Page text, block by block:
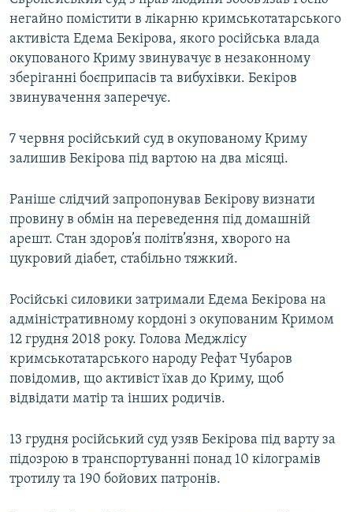
негайно помістити в лікарню кримськотатарського
активіста Едема Бекірова, якого російська влада
окупованого Криму звинувачує в незаконному
зберіганні боєприпасів та вибухівки. Бекіров
звинувачення заперечує.
7 червня російський суд в окупованому Криму
залишив Бекірова під вартою на два місяці.
Раніше слідчий запропонував Бекірову визнати
провину в обмін на переведення під домашній
арешт. Стан здоров’я політв’язня, хворого на
цукровий діабет, стабільно тяжкий.
Російські силовики затримали Едема Бекірова на
адміністративному кордоні з окупованим Кримом
12 грудня 2018 року. Голова Меджлісу
кримськотатарського народу Рефат Чубаров
повідомив, що активіст їхав до Криму, щоб
відвідати матір та інших родичів.
13 грудня російський суд узяв Бекірова під варту за
підозрою в транспортуванні понад 10 кілограмів
тротилу та 190 бойових патронів.